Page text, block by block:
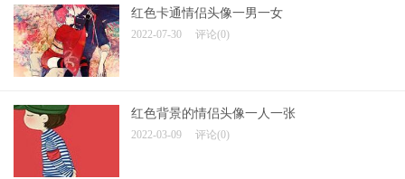
红色卡通情侣头像一男一女
2022-07-30 评论(0)
红色背景的情侣头像一人一张
2022-03-09 评论(0)